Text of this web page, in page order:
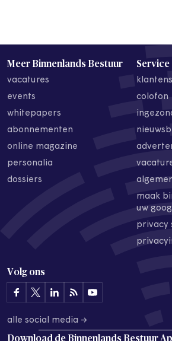
Meer Binnenlands Bestuur
vacatures
events
whitepapers
abonnementen
online magazine
personalia
dossiers
Service
colofon
maak
uw
privacy
Volg ons
alle social media →
Download de Binnenlands Bestuur